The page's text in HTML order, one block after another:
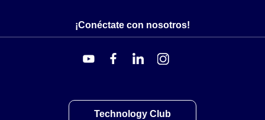
¡Conéctate con nosotros!
Technology Club